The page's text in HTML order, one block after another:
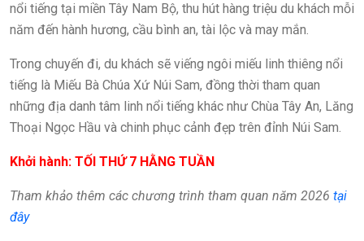
nổi tiếng tại miền Tây Nam Bộ, thu hút hàng triệu du khách mỗi
năm đến hành hương, cầu bình an, tài lộc và may mắn.
Trong chuyến đi, du khách sẽ viếng ngôi miếu linh thiêng nổi
tiếng là Miếu Bà Chúa Xứ Núi Sam, đồng thời tham quan
những địa danh tâm linh nổi tiếng khác như Chùa Tây An, Lăng
Thoại Ngọc Hầu và chinh phục cảnh đẹp trên đỉnh Núi Sam.
Khởi hành: TỐI THỨ 7 HẰNG TUẦN
Tham khảo thêm các chương trình tham quan năm 2026 tại
đây